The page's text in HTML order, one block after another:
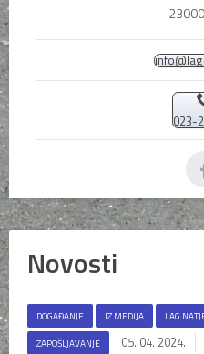
023-
Novosti
DOGAĐANJE IZ MEDIJA LAG
ZAPOŠLJAVANJE
05. 04. 2024.